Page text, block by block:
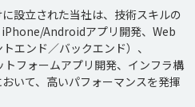
設立された当社は、技術スキルの
Androidアプリ開発、Web
エンド／バックエンド）、
フォームアプリ開発、インフラ構
いて、高いパフォーマンスを発揮